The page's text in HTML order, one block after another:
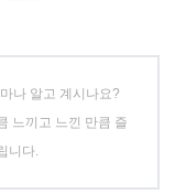
나 알고 계시나요?
느끼고 느낀 만큼 즐
니다.